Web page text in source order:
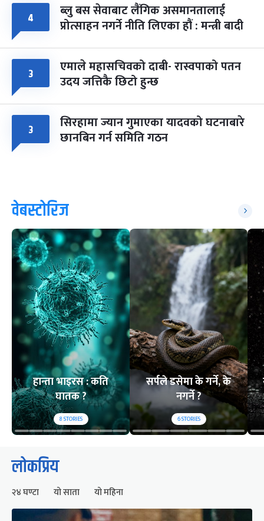
४ ब्लु बस सेवाबाट लैंगिक असमानतालाई
प्रोत्साहन नगर्ने नीति लिएका हौं : मन्त्री बादी
३ एमाले महासचिवको दाबी- रास्वपाको पतन
उदय जत्तिकै छिटो हुन्छ
३ सिरहामा ज्यान गुमाएका यादवको घटनाबारे
छानबिन गर्न समिति गठन
वेबस्टोरिज
हान्ता भाइरस : कति
घातक ?
8STORIES
सर्पले डसेमा के गर्ने, के
नगर्ने ?
6STORIES
लोकप्रिय
२४ घण्टा यो साता यो महिना